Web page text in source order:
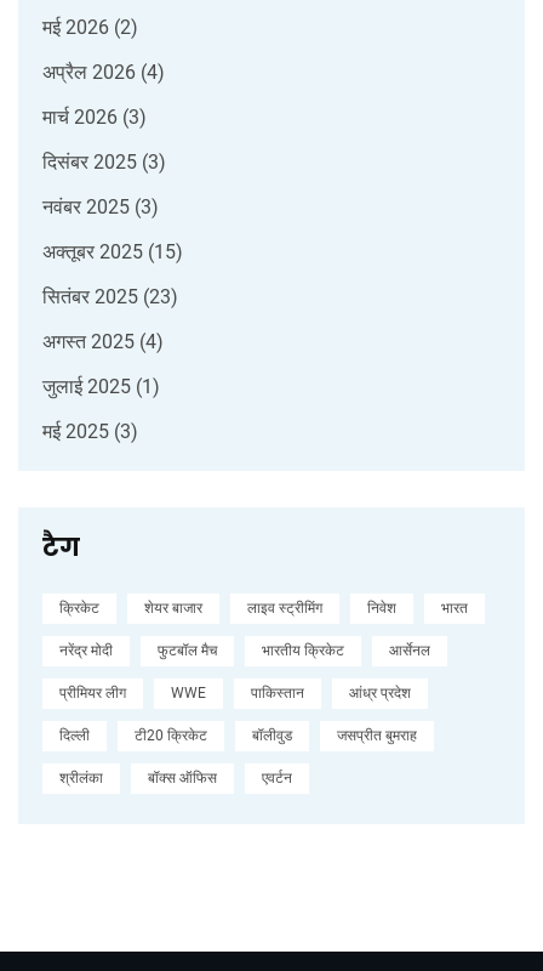
मई 2026 (2)
अप्रैल 2026 (4)
मार्च 2026 (3)
दिसंबर 2025 (3)
नवंबर 2025 (3)
अक्तूबर 2025 (15)
सितंबर 2025 (23)
अगस्त 2025 (4)
जुलाई 2025 (1)
मई 2025 (3)
टैग
क्रिकेट शेयर बाजार लाइव स्ट्रीमिंग निवेश भारत
नरेंद्र मोदी फुटबॉल मैच भारतीय क्रिकेट आर्सेनल
प्रीमियर लीग WWE पाकिस्तान आंध्र प्रदेश
दिल्ली टी20 क्रिकेट बॉलीवुड जसप्रीत बुमराह
श्रीलंका बॉक्स ऑफिस एवर्टन